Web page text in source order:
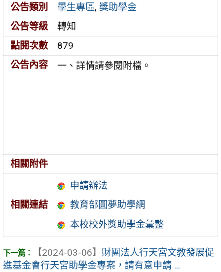
公告類別
學生專區,獎助學金
公告等級
轉知
點閱次數
879
公告內容
一、詳情請參閱附檔。
相關附件
相關連結
申請辦法
教育部圓夢助學網
本校校外獎助學金彙整
【2024-03-06】 財團法人行天宮文教發展促
進基金會行天宮助學金專案，請有意申請 ...